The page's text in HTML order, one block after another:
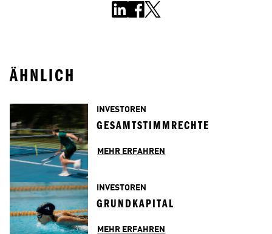
ÄHNLICH
INVESTOREN
GESAMTSTIMMRECHTE
MEHR ERFAHREN
INVESTOREN
GRUNDKAPITAL
MEHR ERFAHREN